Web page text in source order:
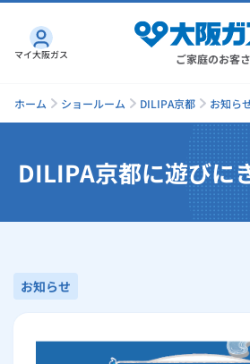
ご家庭のお客
ガス・電気
ガス
インターネット
機器・修理
機器・修理トップ
くらしのサービス
マイ大阪ガス
ホーム ショールーム DILIPA京都 お知ら
DILIPA京都に遊びに
お知らせ